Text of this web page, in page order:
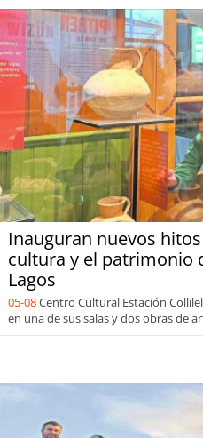
Inauguran nuevos
cultura y el patrimonio
Lagos
05-08Centro Cultural Estación
en una de sus salas y dos obras de